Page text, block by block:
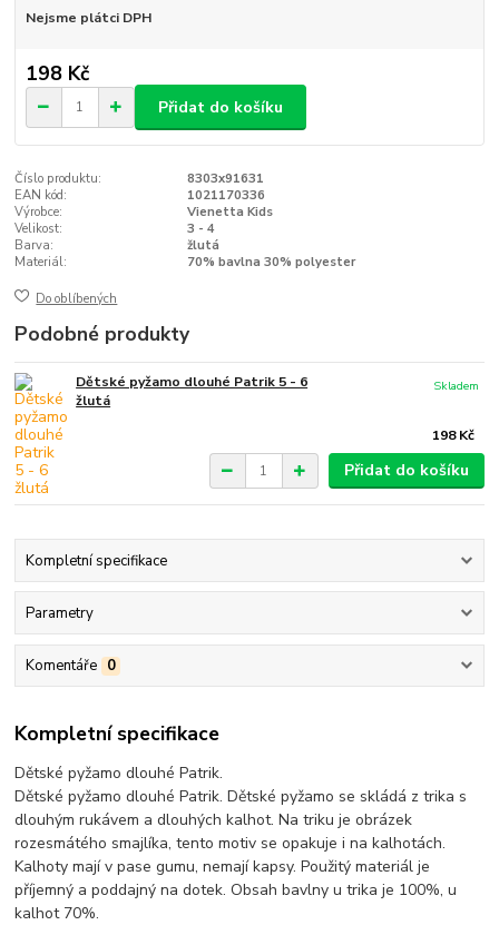
Nejsme plátci DPH
198 Kč
Přidat do košíku
Číslo produktu:
8303x91631
EAN kód:
1021170336
Výrobce:
Vienetta Kids
Velikost:
3 - 4
Barva:
žlutá
Materiál:
70% bavlna 30% polyester
Do oblíbených
Podobné produkty
Dětské pyžamo dlouhé Patrik 5 - 6
žlutá
198 Kč
Skladem
Přidat do košíku
Kompletní specifikace
Parametry
Komentáře 0
Kompletní specifikace
Dětské pyžamo dlouhé Patrik.
Dětské pyžamo dlouhé Patrik. Dětské pyžamo se skládá z trika s
dlouhým rukávem a dlouhých kalhot. Na triku je obrázek
rozesmátého smajlíka, tento motiv se opakuje i na kalhotách.
Kalhoty mají v pase gumu, nemají kapsy. Použitý materiál je
příjemný a poddajný na dotek. Obsah bavlny u trika je 100%, u
kalhot 70%.